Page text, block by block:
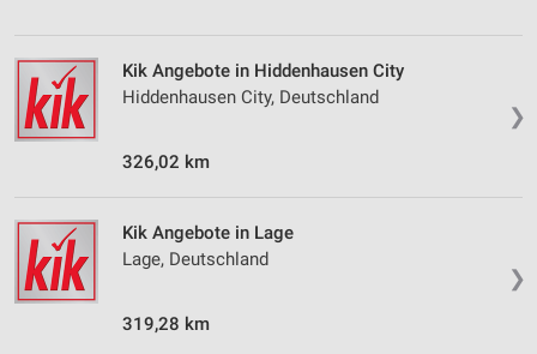
❯
Kik Angebote in Hiddenhausen City
Hiddenhausen City, Deutschland
326,02 km
❯
Kik Angebote in Lage
Lage, Deutschland
319,28 km
Messung der Werbeleistung
Messung der Performance von Inhalten
Analyse von Zielgruppen durch Statistiken oder
Entwicklung und Verbesserung der Angebote
Verwendung reduzierter Daten zur Auswahl von